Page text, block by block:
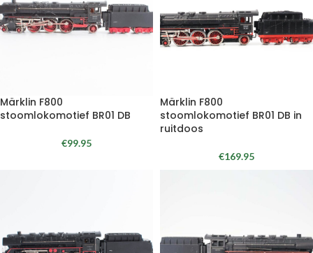
Märklin F800
stoomlokomotief BR01 DB
€99.95
Märklin F800
stoomlokomotief BR01 DB in
ruitdoos
€169.95